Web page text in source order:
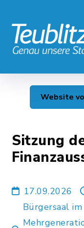
Website
Sitzung
17.09.2026
Bürgersaal im